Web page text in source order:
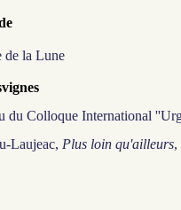
de la Lune
du Colloque International
Laujeac, Plus loin qu'ailleurs,